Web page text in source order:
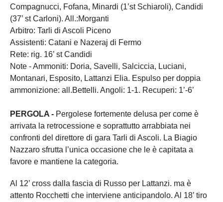
Compagnucci, Fofana, Minardi (1’st Schiaroli), Candidi
(37’ st Carloni). All.:Morganti
Arbitro: Tarli di Ascoli Piceno
Assistenti: Catani e Nazeraj di Fermo
Rete: rig. 16’ st Candidi
Note - Ammoniti: Doria, Savelli, Salciccia, Luciani,
Montanari, Esposito, Lattanzi Elia. Espulso per doppia
ammonizione: all.Bettelli. Angoli: 1-1. Recuperi: 1’-6’
PERGOLA - Pergolese fortemente delusa per come è
arrivata la retrocessione e soprattutto arrabbiata nei
confronti del direttore di gara Tarli di Ascoli. La Biagio
Nazzaro sfrutta l’unica occasione che le è capitata a
favore e mantiene la categoria.
Al 12’ cross dalla fascia di Russo per Lattanzi. ma è
attento Rocchetti che interviene anticipandolo. Al 18’ tiro